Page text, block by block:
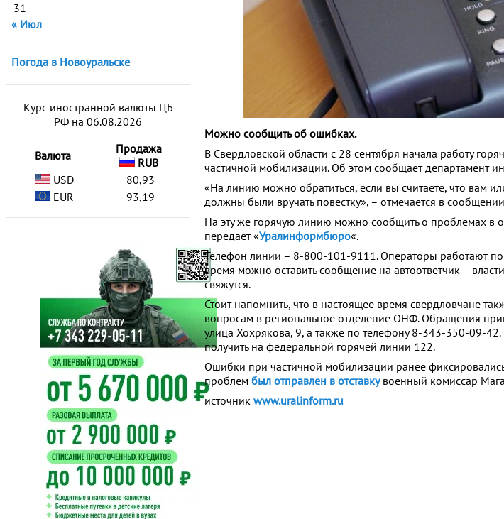
31
« Июл
Погода в Новоуральске
Курс иностранной валюты ЦБ
РФ на 06.08.2026
Валюта
Продажа
RUB
USD
80,93
EUR
93,19
Можно сообщить об ошибках.
В Свердловской области с 28 сентября начала работу
частичной мобилизации. Об этом сообщает департамент
«На линию можно обратиться, если вы считаете, что вам
должны были вручать повестку», – отмечается в
На эту же горячую линию можно сообщить о проблемах в
передает «Уралинформбюро«.
Телефон линии – 8-800-101-9111. Операторы работают
время можно оставить сообщение на автоответчик –
свяжутся.
Стоит напомнить, что в настоящее время свердловчане
вопросам в региональное отделение ОНФ. Обращения
улица Хохрякова, 9, а также по телефону 8-343-350-09-
получить на федеральной горячей линии 122.
Ошибки при частичной мобилизации ранее
проблем был отправлен в отставкувоенный комиссар
источник www.uralinform.ru